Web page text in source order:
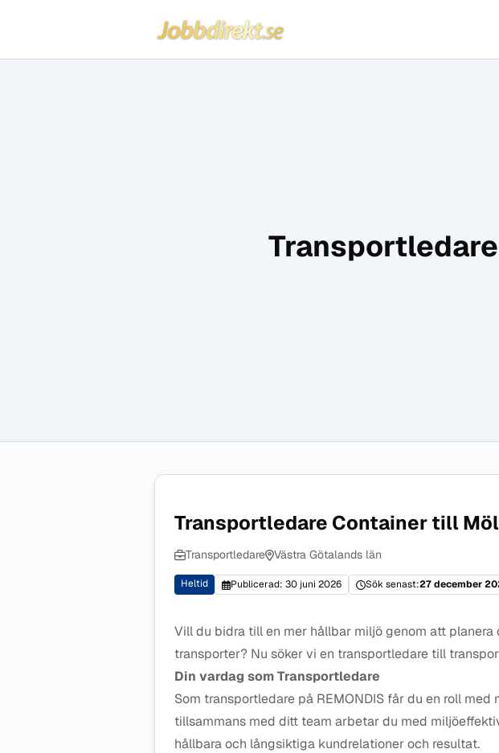
Hoppa till innehåll
Jobbdirekt
Transportledare Container till
Transportledare Västra Götalands län
Heltid Publicerad: 30 juni 2026 Sök senast:27 december
Vill du bidra till en mer hållbar miljö genom att planera
transporter? Nu söker vi en transportledare till
Din vardag som Transportledare
Som transportledare på REMONDIS får du en roll med
tillsammans med ditt team arbetar du med
hållbara och långsiktiga kundrelationer och resultat.